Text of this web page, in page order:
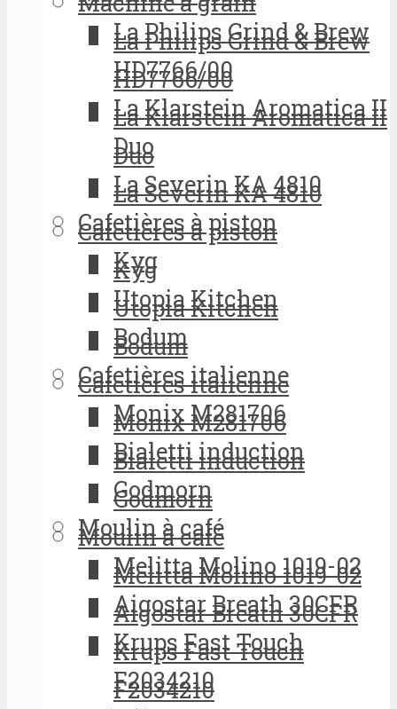
La Philips Grind & Brew
HD7766/00
La Klarstein Aromatica II
Duo
La Severin KA 4810
Cafetières à piston
Kyg
Utopia Kitchen
Bodum
Cafetières italienne
Monix M281706
Bialetti induction
Godmorn
Moulin à café
Melitta Molino 1019-02
Aigostar Breath 30CFR
Krups Fast Touch
F2034210
La Philips Grind & Brew
HD7766/00
La Klarstein Aromatica II
Duo
La Severin KA 4810
Cafetières à piston
Kyg
Utopia Kitchen
Bodum
Cafetières italienne
Monix M281706
Bialetti induction
Godmorn
Moulin à café
Melitta Molino 1019-02
Aigostar Breath 30CFR
Krups Fast Touch
F2034210